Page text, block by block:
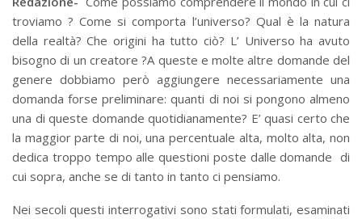
BUSSOLA PSICOLOGICA TRA PROTEZIONE E BUON SENSO
IN...
troviamo ? Come si comporta l’universo? Qual è la natura
della realtà? Che origini ha tutto ciò? L’ Universo ha avuto
bisogno di un creatore ?A queste e molte altre domande del
genere dobbiamo però aggiungere necessariamente una
domanda forse preliminare: quanti di noi si pongono almeno
una di queste domande quotidianamente? E’ quasi certo che
la maggior parte di noi, una percentuale alta, molto alta, non
dedica troppo tempo alle questioni poste dalle domande di
cui sopra, anche se di tanto in tanto ci pensiamo.
Nei secoli questi interrogativi sono stati formulati, esaminati